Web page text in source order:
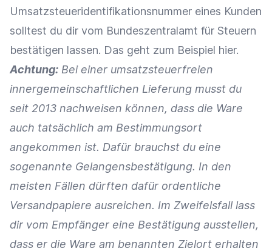
Umsatzsteueridentifikationsnummer eines Kunden
solltest du dir vom Bundeszentralamt für Steuern
bestätigen lassen. Das geht zum Beispiel hier.
Achtung: Bei einer umsatzsteuerfreien
innergemeinschaftlichen Lieferung musst du
seit 2013 nachweisen können, dass die Ware
auch tatsächlich am Bestimmungsort
angekommen ist. Dafür brauchst du eine
sogenannte Gelangensbestätigung. In den
meisten Fällen dürften dafür ordentliche
Versandpapiere ausreichen. Im Zweifelsfall lass
dir vom Empfänger eine Bestätigung ausstellen,
dass er die Ware am benannten Zielort erhalten